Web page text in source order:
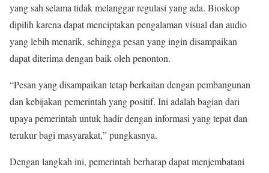
yang sah selama tidak melanggar regulasi yang ada. Bioskop
dipilih karena dapat menciptakan pengalaman visual dan audio
yang lebih menarik, sehingga pesan yang ingin disampaikan
dapat diterima dengan baik oleh penonton.
“Pesan yang disampaikan tetap berkaitan dengan pembangunan
dan kebijakan pemerintah yang positif. Ini adalah bagian dari
upaya pemerintah untuk hadir dengan informasi yang tepat dan
terukur bagi masyarakat,” pungkasnya.
Dengan langkah ini, pemerintah berharap dapat menjembatani